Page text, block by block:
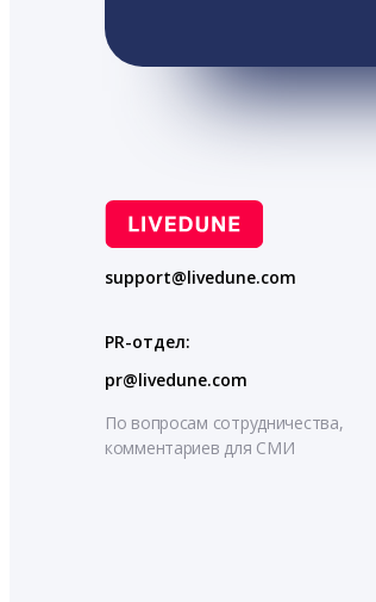
support@livedune.com
PR-отдел:
pr@livedune.com
По вопросам сотрудничества,
комментариев для СМИ